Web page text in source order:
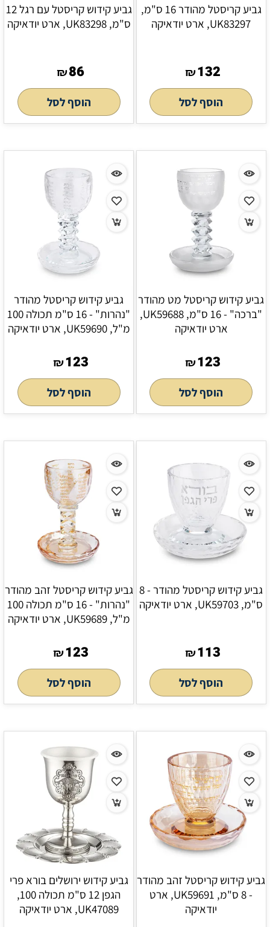
גביע קריסטל מהודר 16 ס"מ,
UK83297, ארט יודאיקה
₪132
הוסף לסל
גביע קידוש קריסטל עם רגל 12
ס"מ, UK83298, ארט יודאיקה
₪86
הוסף לסל
גביע קידוש קריסטל מט מהודר
"ברכה" - 16 ס"מ, UK59688,
ארט יודאיקה
₪123
הוסף לסל
גביע קידוש קריסטל מהודר
"נהרות" - 16 ס"מ תכולה 100
מ"ל, UK59690, ארט יודאיקה
₪123
הוסף לסל
גביע קידוש קריסטל מהודר - 8
ס"מ, UK59703, ארט יודאיקה
₪113
הוסף לסל
גביע קידוש קריסטל זהב מהודר
"נהרות" - 16 ס"מ תכולה 100
מ"ל, UK59689, ארט יודאיקה
₪123
הוסף לסל
גביע קידוש קריסטל זהב מהודר
- 8 ס"מ, UK59691, ארט
יודאיקה
גביע קידוש ירושלים בורא פרי
הגפן 12 ס"מ תכולה 100,
UK47089, ארט יודאיקה